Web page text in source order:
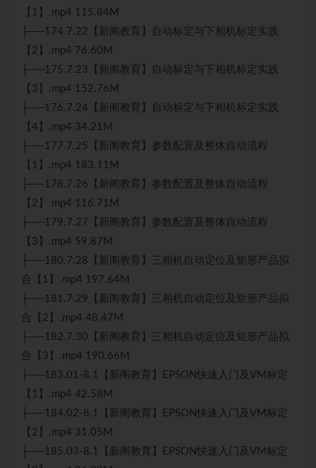
【1】.mp4 115.84M
├──174.7.22【新阁教育】自动标定与下相机标定实践
【2】.mp4 76.60M
├──175.7.23【新阁教育】自动标定与下相机标定实践
【3】.mp4 152.76M
├──176.7.24【新阁教育】自动标定与下相机标定实践
【4】.mp4 34.21M
├──177.7.25【新阁教育】参数配置及整体自动流程
【1】.mp4 183.11M
├──178.7.26【新阁教育】参数配置及整体自动流程
【2】.mp4 116.71M
├──179.7.27【新阁教育】参数配置及整体自动流程
【3】.mp4 59.87M
├──180.7.28【新阁教育】三相机自动定位及矩形产品拟
合【1】.mp4 197.64M
├──181.7.29【新阁教育】三相机自动定位及矩形产品拟
合【2】.mp4 48.47M
├──182.7.30【新阁教育】三相机自动定位及矩形产品拟
合【3】.mp4 190.66M
├──183.01-8.1【新阁教育】EPSON快速入门及VM标定
【1】.mp4 42.58M
├──184.02-8.1【新阁教育】EPSON快速入门及VM标定
【2】.mp4 31.05M
├──185.03-8.1【新阁教育】EPSON快速入门及VM标定